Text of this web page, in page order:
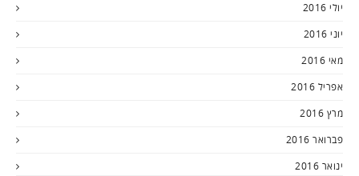
יולי 2016
יוני 2016
מאי 2016
אפריל 2016
מרץ 2016
פברואר 2016
ינואר 2016